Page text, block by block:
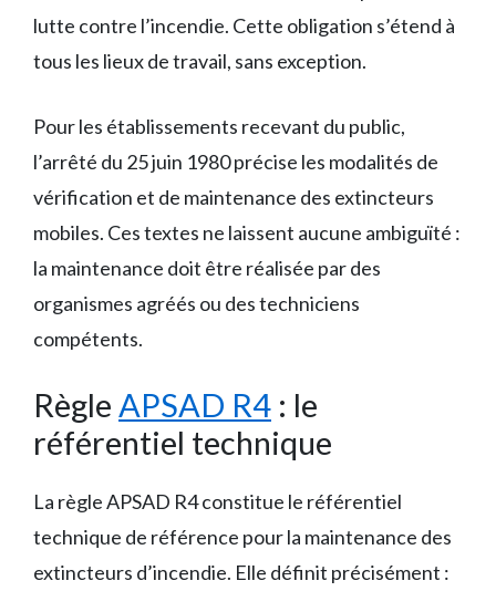
lutte contre l’incendie. Cette obligation s’étend à
tous les lieux de travail, sans exception.
Pour les établissements recevant du public,
l’arrêté du 25 juin 1980 précise les modalités de
vérification et de maintenance des extincteurs
mobiles. Ces textes ne laissent aucune ambiguïté :
la maintenance doit être réalisée par des
organismes agréés ou des techniciens
compétents.
Règle APSAD R4 : le
référentiel technique
La règle APSAD R4 constitue le référentiel
technique de référence pour la maintenance des
extincteurs d’incendie. Elle définit précisément :